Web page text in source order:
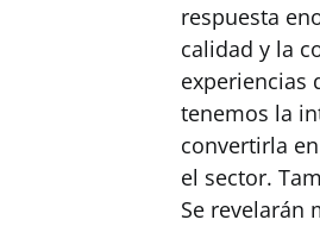
respuesta
calidad y la
experiencias
tenemos la
convertirla
el sector.
Se revelarán